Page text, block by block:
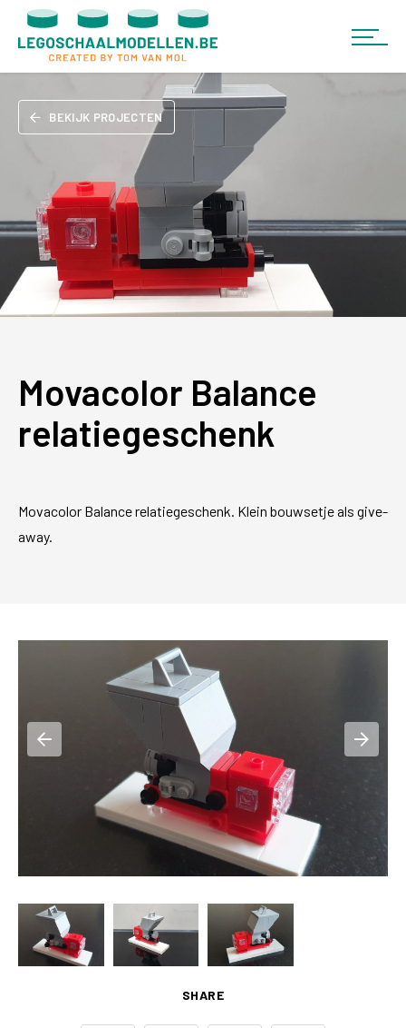
BEKIJK PROJECTEN
Movacolor Balance
relatiegeschenk
Movacolor Balance relatiegeschenk. Klein bouwsetje als give-
away.
SHARE